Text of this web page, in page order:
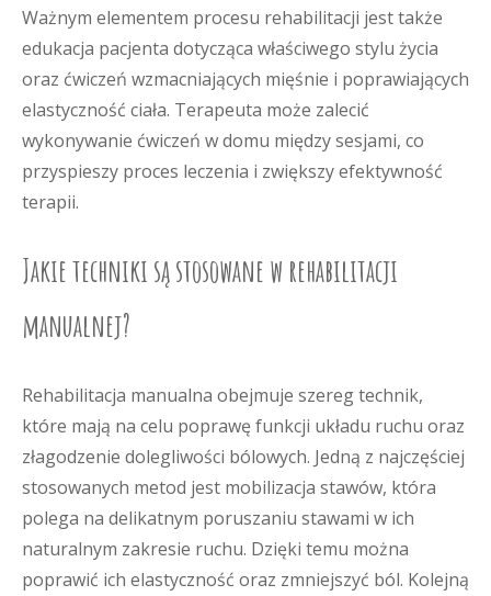
Ważnym elementem procesu rehabilitacji jest także
edukacja pacjenta dotycząca właściwego stylu życia
oraz ćwiczeń wzmacniających mięśnie i poprawiających
elastyczność ciała. Terapeuta może zalecić
wykonywanie ćwiczeń w domu między sesjami, co
przyspieszy proces leczenia i zwiększy efektywność
terapii.
Jakie techniki są stosowane w rehabilitacji
manualnej?
Rehabilitacja manualna obejmuje szereg technik,
które mają na celu poprawę funkcji układu ruchu oraz
złagodzenie dolegliwości bólowych. Jedną z najczęściej
stosowanych metod jest mobilizacja stawów, która
polega na delikatnym poruszaniu stawami w ich
naturalnym zakresie ruchu. Dzięki temu można
poprawić ich elastyczność oraz zmniejszyć ból. Kolejną